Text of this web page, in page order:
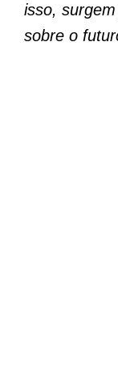
isso,
sobre o